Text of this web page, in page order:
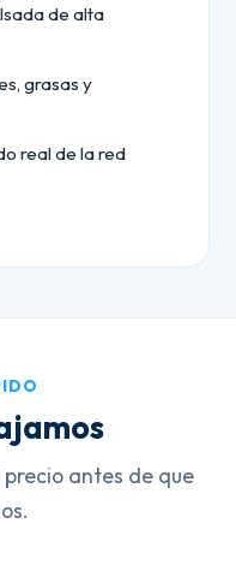
de alta
grasas y
real de la red
antes de que